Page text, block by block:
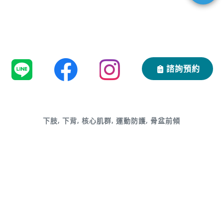
諮詢預約
下肢, 下背, 核心肌群, 運動防護, 骨盆前傾